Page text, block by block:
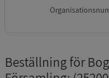
Beställning för